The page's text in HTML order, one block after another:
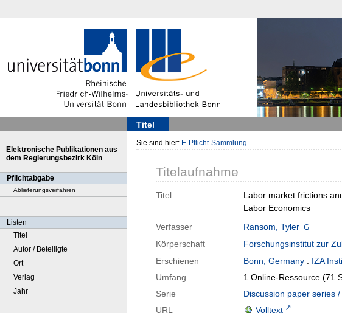
Titel
Elektronische Publikationen aus
dem Regierungsbezirk Köln
Pflichtabgabe
Ablieferungsverfahren
Listen
Titel
Autor / Beteiligte
Ort
Verlag
Jahr
Sie sind hier: E-Pflicht-Sammlung
Titelaufnahme
Titel
Labor market frictions
Labor Economics
Verfasser
Ransom, Tyler
Körperschaft
Forschungsinstitut zur
Erschienen
Bonn, Germany : IZA
Umfang
1 Online-Ressource (71
Serie
Discussion paper series
URL
Volltext